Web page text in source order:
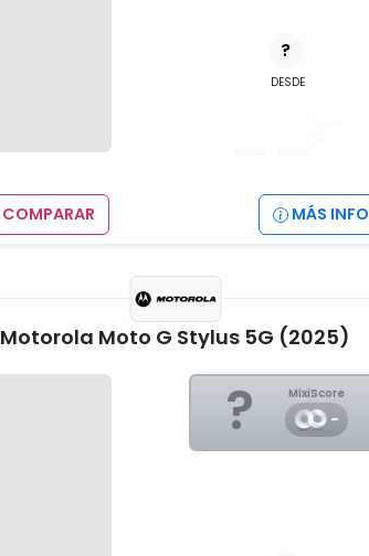
?
DESDE
COMPARAR MÁS INFO
Motorola Moto G Stylus 5G (2025)
? MixiScore
-